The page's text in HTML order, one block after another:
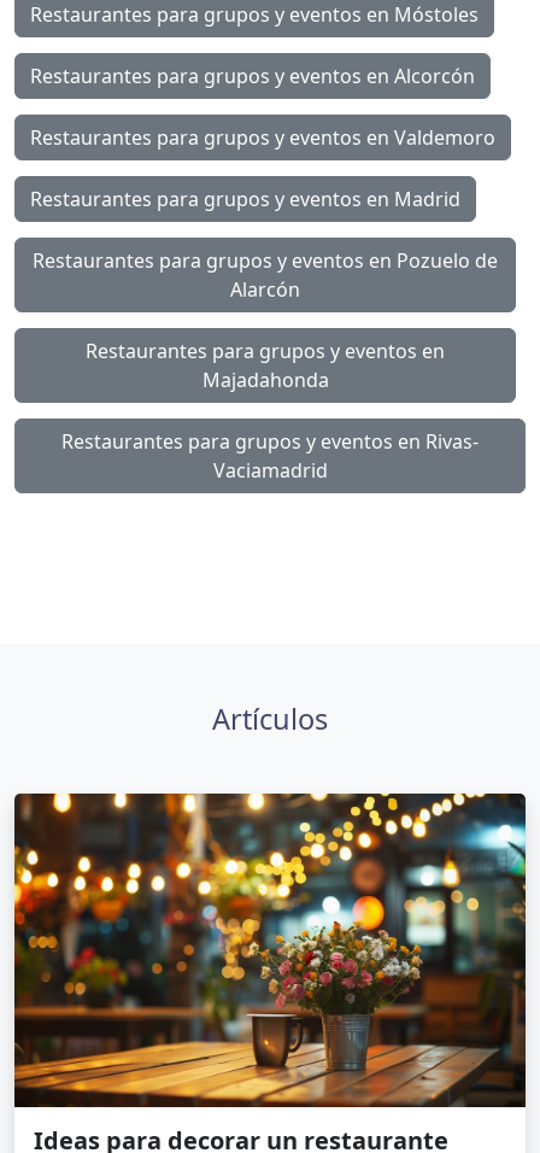
Restaurantes para grupos y eventos en Móstoles
Restaurantes para grupos y eventos en Alcorcón
Restaurantes para grupos y eventos en Valdemoro
Restaurantes para grupos y eventos en Madrid
Restaurantes para grupos y eventos en Pozuelo de
Alarcón
Restaurantes para grupos y eventos en
Majadahonda
Restaurantes para grupos y eventos en Rivas-
Vaciamadrid
Artículos
Ideas para decorar un restaurante